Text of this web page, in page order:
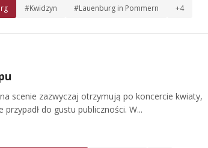
#Kwidzyn #Lauenburg in Pommern +4
scenie zazwyczaj otrzymują po koncercie kwiaty,
do gustu publiczności. W...